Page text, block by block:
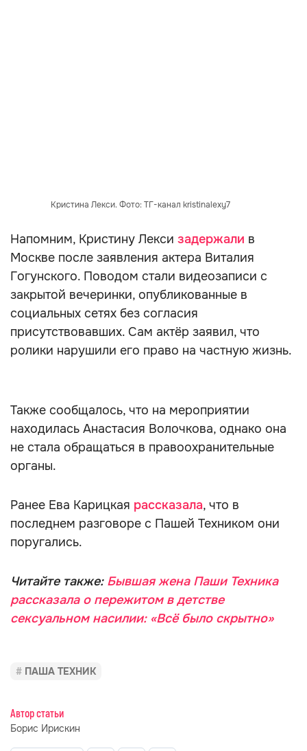
Кристина Лекси. Фото: ТГ-канал kristinalexy7
Напомним, Кристину Лекси задержали в
Москве после заявления актера Виталия
Гогунского. Поводом стали видеозаписи с
закрытой вечеринки, опубликованные в
социальных сетях без согласия
присутствовавших. Сам актёр заявил, что
ролики нарушили его право на частную жизнь.
Также сообщалось, что на мероприятии
находилась Анастасия Волочкова, однако она
не стала обращаться в правоохранительные
органы.
Ранее Ева Карицкая рассказала, что в
последнем разговоре с Пашей Техником они
поругались.
Читайте также: Бывшая жена Паши Техника
рассказала о пережитом в детстве
сексуальном насилии: «Всё было скрытно»
ПАША ТЕХНИК
Автор статьи
Борис Ирискин